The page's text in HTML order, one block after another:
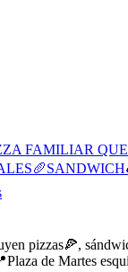
FAMILIAR
🥖SANDWICH
pizzas🍕,
de Martes